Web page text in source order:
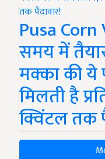
Pusa
समय में
मक्का की ये
मिलती है
क्विंटल तक